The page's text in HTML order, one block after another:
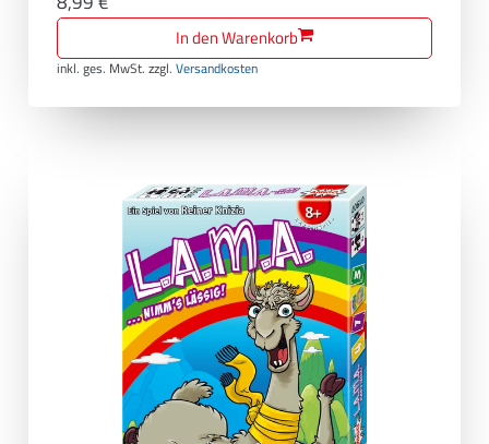
In den Warenkorb
inkl. ges. MwSt. zzgl.Versandkosten